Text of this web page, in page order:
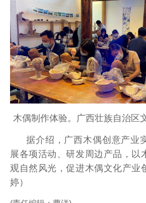
木偶制作体验。广西壮族自治区
据介绍，广西木偶创意产业
展各项活动、研发周边产品，以
观自然风光，促进木偶文化产业
婷）